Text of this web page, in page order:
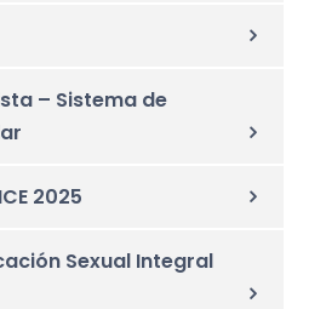
– Sistema de
2025
Sexual Integral